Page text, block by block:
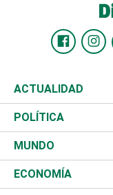
ACTUALIDAD
Nacional
Ciudad
Educación
POLÍTICA
Partidos
JCE
MUNDO
Estados Unidos
ECONOMÍA